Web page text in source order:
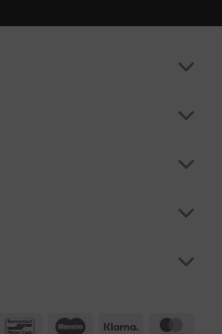
BancontactMaestro Klarna